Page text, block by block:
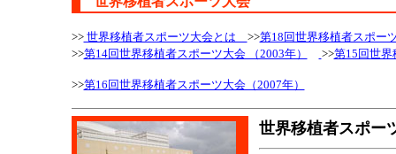
>>世界移植者スポーツ大会とは >>第18回世界移植者スポー
>>第14回世界移植者スポーツ大会 （2003年） >>第15回世界
>>第16回世界移植者スポーツ大会（2007年）
世界移植者スポー